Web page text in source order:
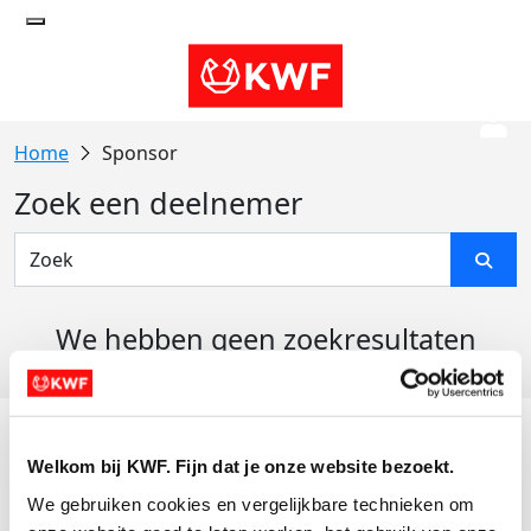
Welkom bij KWF. Fijn dat je onze website bezoekt.
We gebruiken cookies en vergelijkbare technieken om
Sponsor
Zoek een deelnemer
We hebben geen zoekresultaten
Actiematerialen
Evenementen